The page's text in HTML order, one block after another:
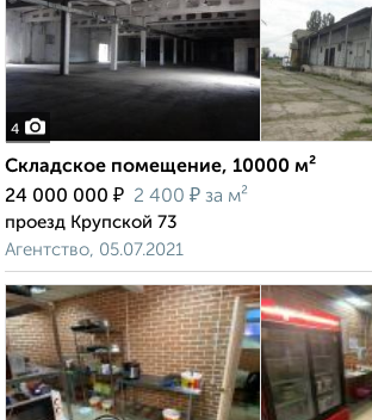
4
Складское помещение, 10000 м²
24 000 000 ₽ 2 400 ₽ за м²
проезд Крупской 73
Агентство, 05.07.2021